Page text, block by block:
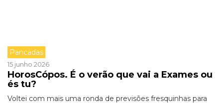
Pancadas
15 junho 2026
HorosCópos. É o verão que vai a Exames ou
és tu?
Voltei com mais uma ronda de previsões fresquinhas para